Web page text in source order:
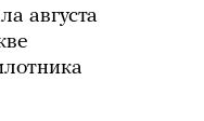
августа